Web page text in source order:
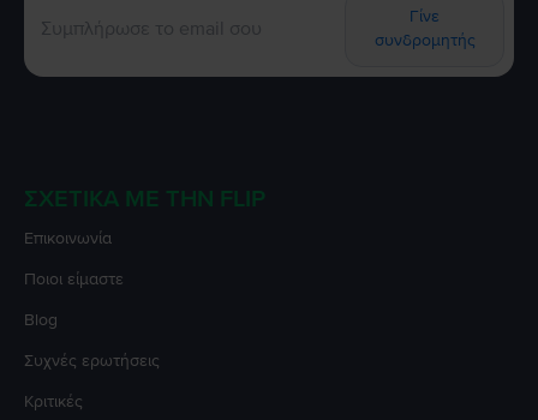
Γίνε
συνδρομητής
ΣΧΕΤΙΚΆ ΜΕ ΤΗΝ FLIP
Επικοινωνία
Ποιοι είμαστε
Blog
Συχνές ερωτήσεις
Κριτικές